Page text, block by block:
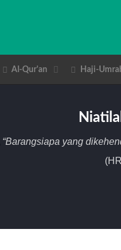
Al-Qur'an Haji-
“Barangsiapa yang